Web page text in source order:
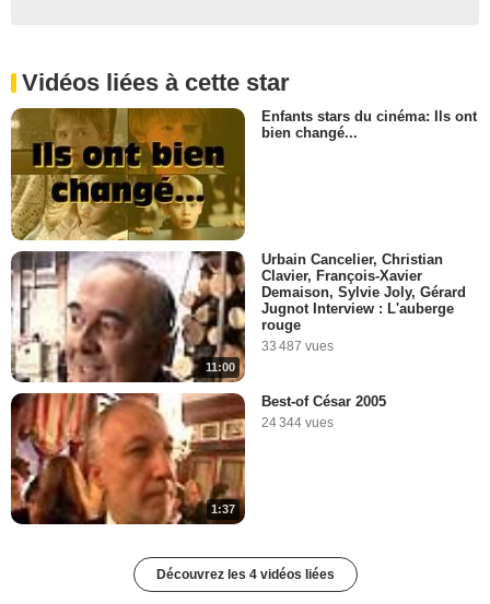
Vidéos liées à cette star
Enfants stars du cinéma: Ils ont
bien changé...
11:00
Urbain Cancelier, Christian
Clavier, François-Xavier
Demaison, Sylvie Joly, Gérard
Jugnot Interview : L'auberge
rouge
33 487 vues
1:37
Best-of César 2005
24 344 vues
Découvrez les 4 vidéos liées